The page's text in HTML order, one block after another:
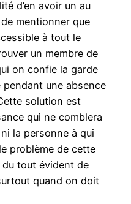
d’en avoir un au
mentionner que
à tout le
un membre de
on confie la garde
une absence
solution est
qui ne comblera
la personne à qui
problème de cette
du tout évident de
quand on doit